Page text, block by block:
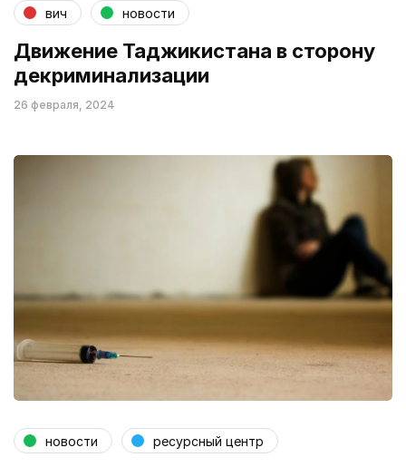
вич новости
Движение Таджикистана в сторону
декриминализации
26 февраля, 2024
новости ресурсный центр